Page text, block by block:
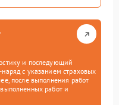
и последующий
с указанием страховых
после выполнения работ
работ и